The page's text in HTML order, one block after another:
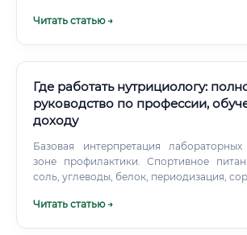
Читать статью →
Где работать нутрициологу:
руководство по профессии,
доходу
Базовая интерпретация
зоне профилактики. Спортивное
соль, углеводы, белок, периодизация,
Читать статью →